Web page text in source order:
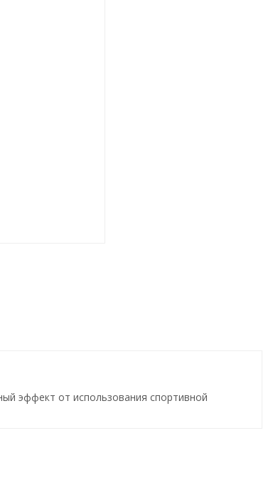
эффект от использования спортивной